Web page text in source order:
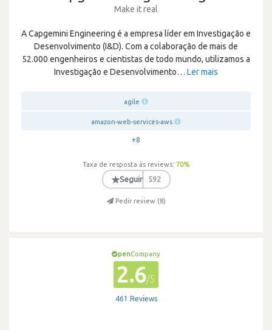
Make it real
A Capgemini Engineering é a empresa líder em Investigação e
Desenvolvimento (I&D). Com a colaboração de mais de
52.000 engenheiros e cientistas de todo mundo, utilizamos a
Investigação e Desenvolvimento… Ler mais
agile
amazon-web-services-aws
+8
Taxa de resposta às reviews: 70%
★Seguir 592
Pedir review (8)
penCompany
2.6/5
461 Reviews